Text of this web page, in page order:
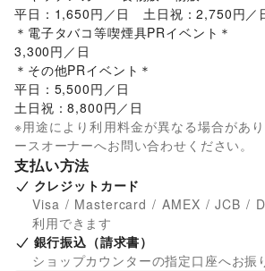
平日：1,650円／日　土日祝：2,750円／
＊電子タバコ等喫煙具PRイベント＊
3,300円／日
＊その他PRイベント＊
平日：5,500円／日
土日祝：8,800円／日
※用途により利用料金が異なる場合があ
ースオーナーへお問い合わせください。
支払い方法
クレジットカード
Visa / Mastercard / AMEX / JCB /
利用できます
銀行振込（請求書）
ショップカウンターの指定口座へお振